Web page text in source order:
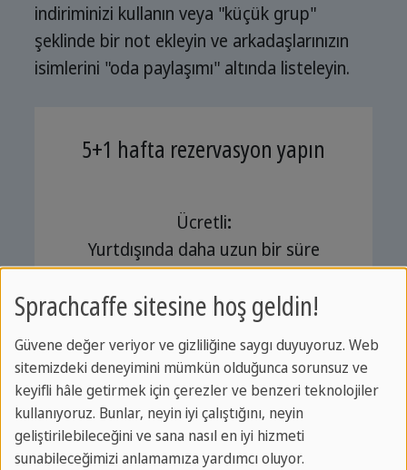
indiriminizi kullanın veya "küçük grup"
şeklinde bir not ekleyin ve arkadaşlarınızın
isimlerini "oda paylaşımı" altında listeleyin.
5+1 hafta rezervasyon yapın
Ücretli:
Yurtdışında daha uzun bir süre
geçirmek ister misiniz? Her 5.
haftadan sonra, sizitüm
haftalık dil dersleri ile
ödüllendireceğiz.
Konaklama için:
MaltaveFrankfurt'a yapılacak dil
Sprachcaffe sitesine hoş geldin!
Güvene değer veriyor ve gizliliğine saygı duyuyoruz. Web
sitemizdeki deneyimini mümkün olduğunca sorunsuz ve
keyifli hâle getirmek için çerezler ve benzeri teknolojiler
kullanıyoruz. Bunlar, neyin iyi çalıştığını, neyin
geliştirilebileceğini ve sana nasıl en iyi hizmeti
sunabileceğimizi anlamamıza yardımcı oluyor.